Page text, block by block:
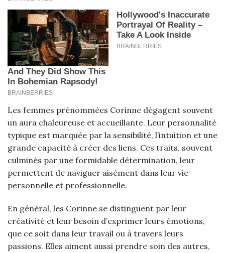
Les femmes prénommées Corinne dégagent souvent
un aura chaleureuse et accueillante. Leur personnalité
typique est marquée par la sensibilité, l’intuition et une
grande capacité à créer des liens. Ces traits, souvent
culminés par une formidable détermination, leur
permettent de naviguer aisément dans leur vie
personnelle et professionnelle.
En général, les Corinne se distinguent par leur
créativité et leur besoin d’exprimer leurs émotions,
que ce soit dans leur travail ou à travers leurs
passions. Elles aiment aussi prendre soin des autres,